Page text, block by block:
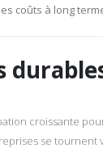
coûts à long
croissante
se tournent